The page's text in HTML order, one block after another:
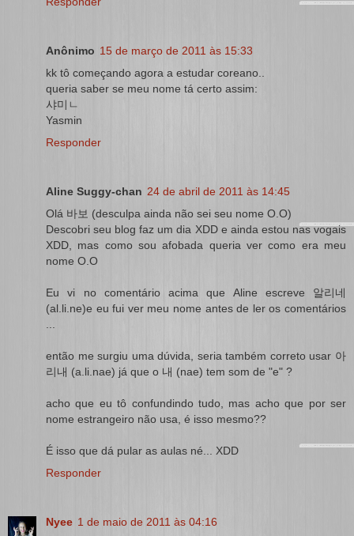
Anônimo 15 de março de 2011 às 15:33
kk tô começando agora a estudar coreano..
queria saber se meu nome tá certo assim:
샤미ㄴ
Yasmin
Responder
Aline Suggy-chan 24 de abril de 2011 às 14:45
Olá 바보 (desculpa ainda não sei seu nome O.O)
Descobri seu blog faz um dia XDD e ainda estou nas vogais
XDD, mas como sou afobada queria ver como era meu
nome O.O
Eu vi no comentário acima que Aline escreve 알리네
(al.li.ne)e eu fui ver meu nome antes de ler os comentários
...
então me surgiu uma dúvida, seria também correto usar 아
리내 (a.li.nae) já que o 내 (nae) tem som de "e" ?
acho que eu tô confundindo tudo, mas acho que por ser
nome estrangeiro não usa, é isso mesmo??
É isso que dá pular as aulas né... XDD
Responder
Nyee 1 de maio de 2011 às 04:16